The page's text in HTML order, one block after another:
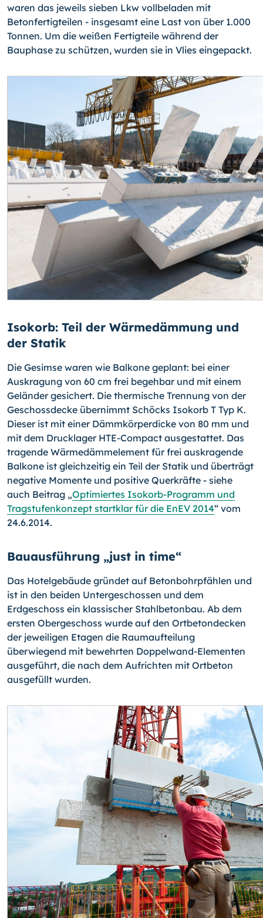
waren das jeweils sieben Lkw vollbeladen mit
Betonfertigteilen - insgesamt eine Last von über 1.000
Tonnen. Um die weißen Fertigteile während der
Bauphase zu schützen, wurden sie in Vlies eingepackt.
Isokorb: Teil der Wärmedämmung und
der Statik
Die Gesimse waren wie Balkone geplant: bei einer
Auskragung von 60 cm frei begehbar und mit einem
Geländer gesichert. Die thermische Trennung von der
Geschossdecke übernimmt Schöcks Isokorb T Typ K.
Dieser ist mit einer Dämmkörperdicke von 80 mm und
mit dem Drucklager HTE-Compact ausgestattet. Das
tragende Wärmedämmelement für frei auskragende
Balkone ist gleichzeitig ein Teil der Statik und überträgt
negative Momente und positive Querkräfte - siehe
auch Beitrag „Optimiertes Isokorb-Programm und
Tragstufenkonzept startklar für die EnEV 2014“ vom
24.6.2014.
Bauausführung „just in time“
Das Hotelgebäude gründet auf Betonbohrpfählen und
ist in den beiden Untergeschossen und dem
Erdgeschoss ein klassischer Stahlbetonbau. Ab dem
ersten Obergeschoss wurde auf den Ortbetondecken
der jeweiligen Etagen die Raumaufteilung
überwiegend mit bewehrten Doppelwand-Elementen
ausgeführt, die nach dem Aufrichten mit Ortbeton
ausgefüllt wurden.